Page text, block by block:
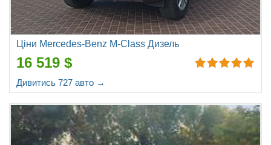
Ціни Mercedes-Benz M-Class Дизель
16 519 $
Дивитись 727 авто →